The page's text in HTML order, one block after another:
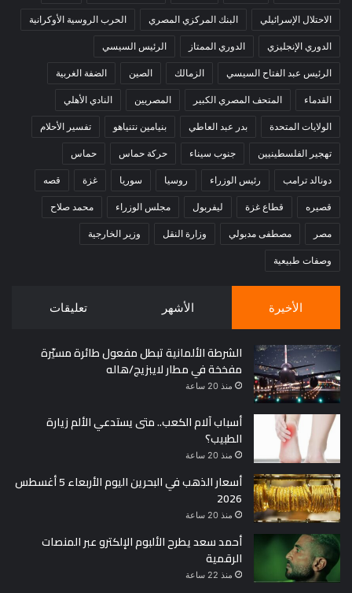
الاحتلال الإسرائيلي البنك المركزي المصري الحرب الروسية الأوكرانية
الدوري الإنجليزي الدوري الممتاز الرئيس السيسي
الرئيس عبد الفتاح السيسي الزمالك الصين الضفة الغربية
القدماء المتحف المصري الكبير المصريين النادي الأهلي
الولايات المتحدة بدر عبد العاطي بنيامين نتنياهو تفسير الأحلام
تهجير الفلسطينيين جنوب سيناء حركة حماس حماس
دونالد ترامب رئيس الوزراء روسيا سوريا غزة قصه
قصيره قطاع غزة ليفربول مجلس الوزراء محمد صلاح
مصر مصطفى مدبولي وزارة النقل وزير الخارجية
وصفات طبيعية
الأخيرة الأشهر تعليقات
الشرطة الألمانية تبطل مفعول طائرة مسيّرة
مفخخة في مطار لايبزيج/هاله
منذ 20 ساعة
أسباب آلام الكعب.. متى يستدعي الألم زيارة
الطبيب؟
منذ 20 ساعة
أسعار الذهب في البحرين اليوم الأربعاء 5 أغسطس
2026
منذ 20 ساعة
أحمد سعد يطرح الألبوم الإلكترو عبر المنصات
الرقمية
منذ 22 ساعة